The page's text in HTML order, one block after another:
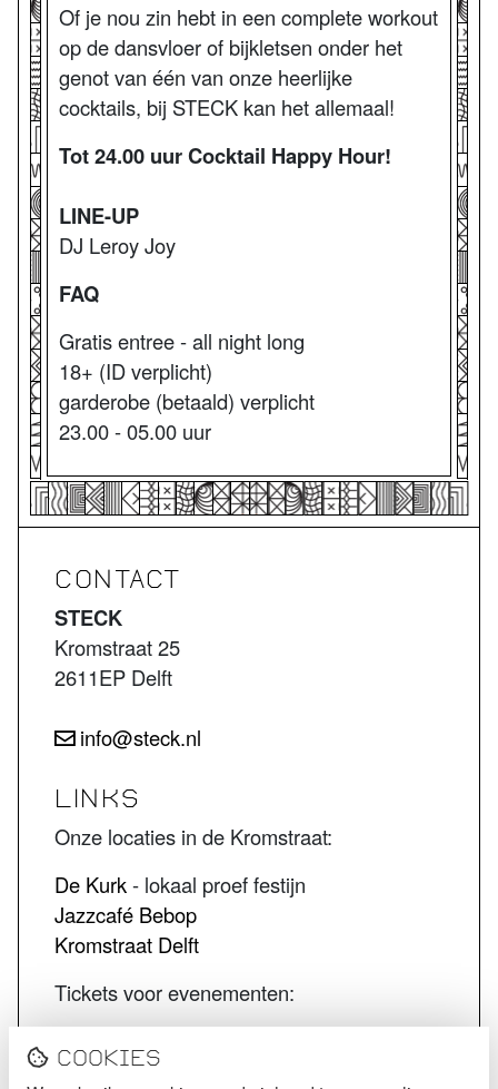
Of je nou zin hebt in een complete workout
op de dansvloer of bijkletsen onder het
genot van één van onze heerlijke
cocktails, bij STECK kan het allemaal!
Tot 24.00 uur Cocktail Happy Hour!
LINE-UP
DJ Leroy Joy
FAQ
Gratis entree - all night long
18+ (ID verplicht)
garderobe (betaald) verplicht
23.00 - 05.00 uur
CONTACT
STECK
Kromstraat 25
2611EP Delft
info@steck.nl
LINKS
Onze locaties in de Kromstraat:
De Kurk- lokaal proef festijn
Jazzcafé Bebop
Kromstraat Delft
Tickets voor evenementen:
De Kurk tickets
Cookies